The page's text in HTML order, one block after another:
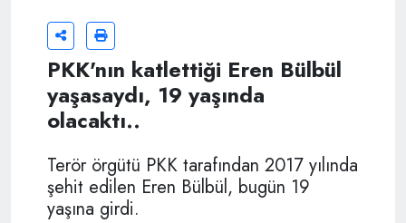
PKK'nın katlettiği Eren Bülbül
yaşasaydı, 19 yaşında
olacaktı..
Terör örgütü PKK tarafından 2017 yılında
şehit edilen Eren Bülbül, bugün 19
yaşına girdi.